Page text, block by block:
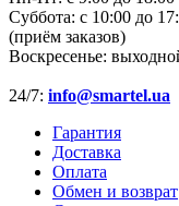
Суббота: с 10:00 до
(приём заказов)
Воскресенье:
24/7: info@smartel.ua
Гарантия
Доставка
Оплата
Обмен и возврат